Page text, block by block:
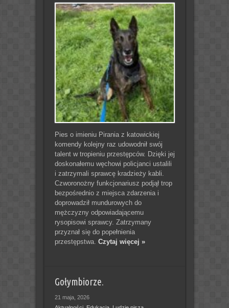
Pies o imieniu Pirania z katowickiej
komendy kolejny raz udowodnił swój
talent w tropieniu przestępców. Dzięki jej
doskonałemu węchowi policjanci ustalili
i zatrzymali sprawcę kradzieży kabli.
Czworonożny funkcjonariusz podjął trop
bezpośrednio z miejsca zdarzenia i
doprowadził mundurowych do
mężczyzny odpowiadającemu
rysopisowi sprawcy. Zatrzymany
przyznał się do popełnienia
przestępstwa. Czytaj więcej »
Gołymbiorze.
21 maja, 2026